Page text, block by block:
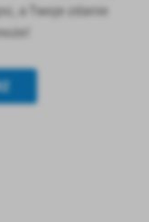
a Twoje zdanie